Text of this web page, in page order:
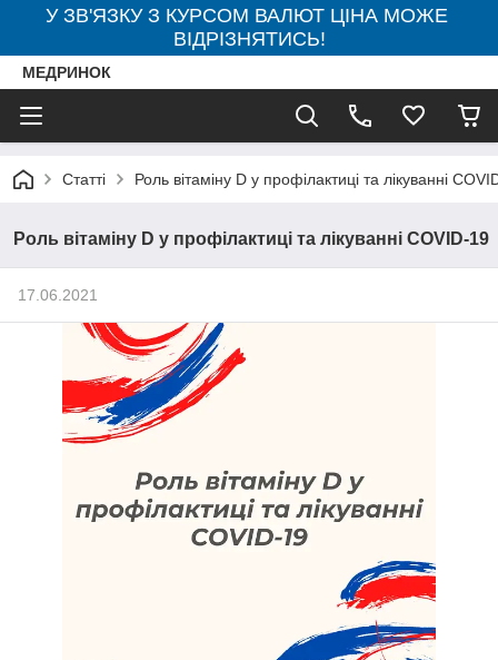
У ЗВ'ЯЗКУ З КУРСОМ ВАЛЮТ ЦІНА МОЖЕ
ВІДРІЗНЯТИСЬ!
МЕДРИНОК
Статті Роль вітаміну D у профілактиці та лікуванні
Роль вітаміну D у профілактиці та лікуванні COVID-19
17.06.2021